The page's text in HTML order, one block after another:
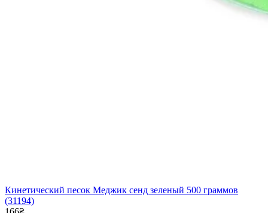
Кинетический песок Меджик сенд зеленый 500 граммов
(31194)